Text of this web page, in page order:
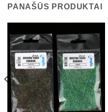
PANAŠŪS PRODUKTAI